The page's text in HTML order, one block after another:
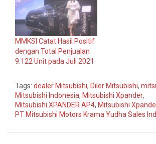
MMKSI Catat Hasil Positif
dengan Total Penjualan
9.122 Unit pada Juli 2021
Tags: dealer Mitsubishi, Diler Mitsubishi,
Mitsubishi Indonesia, Mitsubishi Xpander,
Mitsubishi XPANDER AP4, Mitsubishi
PT Mitsubishi Motors Krama Yudha Sales